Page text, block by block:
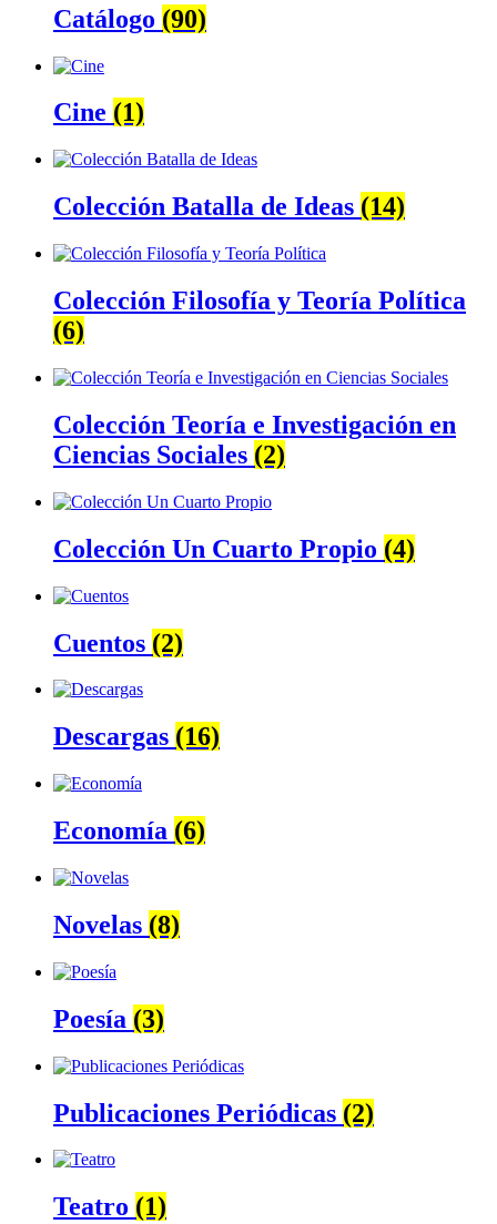
Catálogo (90)
Cine (1)
Colección Batalla de Ideas (14)
Colección Filosofía y Teoría Política
(6)
Colección Teoría e Investigación en
Ciencias Sociales (2)
Colección Un Cuarto Propio (4)
Cuentos (2)
Descargas (16)
Economía (6)
Novelas (8)
Poesía (3)
Publicaciones Periódicas (2)
Teatro (1)